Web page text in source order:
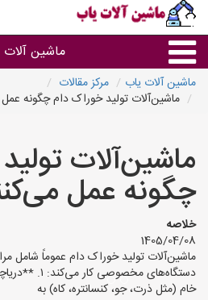
ماشین آلات
ماشین
سایر گروه ها
ماشین
ماشین آلات یاب
مرکز مقالات
ماشین‌آلات تولید خوراک دام چگونه
ماشین‌آلات
چگونه عمل
خلاصه
1405/04/08
ماشین‌آلات تولید خوراک دام عموماً شامل
دستگاه‌های
خام (مثل ذرت، جو، کنسانتره، کاه) به